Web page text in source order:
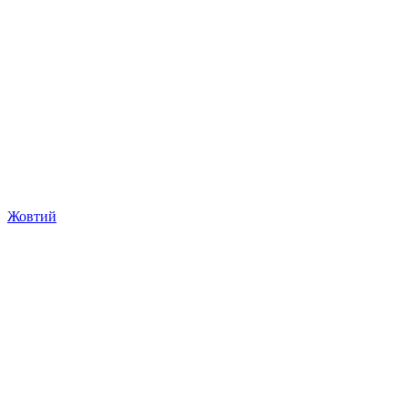
Жовтий